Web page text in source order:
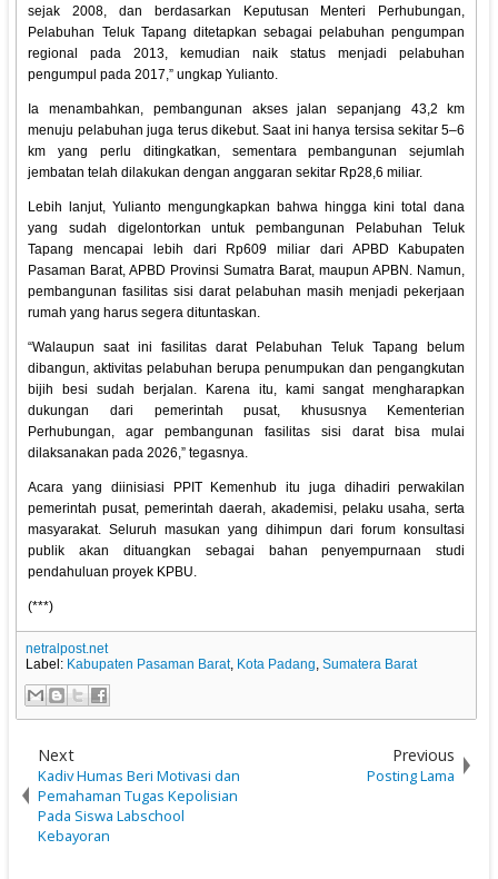
sejak 2008, dan berdasarkan Keputusan Menteri Perhubungan,
Pelabuhan Teluk Tapang ditetapkan sebagai pelabuhan pengumpan
regional pada 2013, kemudian naik status menjadi pelabuhan
pengumpul pada 2017,” ungkap Yulianto.
Ia menambahkan, pembangunan akses jalan sepanjang 43,2 km
menuju pelabuhan juga terus dikebut. Saat ini hanya tersisa sekitar 5–6
km yang perlu ditingkatkan, sementara pembangunan sejumlah
jembatan telah dilakukan dengan anggaran sekitar Rp28,6 miliar.
Lebih lanjut, Yulianto mengungkapkan bahwa hingga kini total dana
yang sudah digelontorkan untuk pembangunan Pelabuhan Teluk
Tapang mencapai lebih dari Rp609 miliar dari APBD Kabupaten
Pasaman Barat, APBD Provinsi Sumatra Barat, maupun APBN. Namun,
pembangunan fasilitas sisi darat pelabuhan masih menjadi pekerjaan
rumah yang harus segera dituntaskan.
“Walaupun saat ini fasilitas darat Pelabuhan Teluk Tapang belum
dibangun, aktivitas pelabuhan berupa penumpukan dan pengangkutan
bijih besi sudah berjalan. Karena itu, kami sangat mengharapkan
dukungan dari pemerintah pusat, khususnya Kementerian
Perhubungan, agar pembangunan fasilitas sisi darat bisa mulai
dilaksanakan pada 2026,” tegasnya.
Acara yang diinisiasi PPIT Kemenhub itu juga dihadiri perwakilan
pemerintah pusat, pemerintah daerah, akademisi, pelaku usaha, serta
masyarakat. Seluruh masukan yang dihimpun dari forum konsultasi
publik akan dituangkan sebagai bahan penyempurnaan studi
pendahuluan proyek KPBU.
(***)
netralpost.net
Label: Kabupaten Pasaman Barat, Kota Padang,Sumatera Barat
Next
Kadiv Humas Beri Motivasi dan
Pemahaman Tugas Kepolisian
Pada Siswa Labschool
Kebayoran
Previous
Posting Lama